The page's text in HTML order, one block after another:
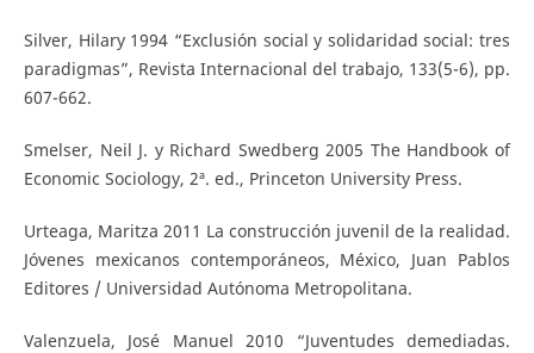
Silver, Hilary 1994 “Exclusión social y solidaridad social: tres
paradigmas”, Revista Internacional del trabajo, 133(5-6), pp.
607-662.
Smelser, Neil J. y Richard Swedberg 2005 The Handbook of
Economic Sociology, 2ª. ed., Princeton University Press.
Urteaga, Maritza 2011 La construcción juvenil de la realidad.
Jóvenes mexicanos contemporáneos, México, Juan Pablos
Editores / Universidad Autónoma Metropolitana.
Valenzuela, José Manuel 2010 “Juventudes demediadas.